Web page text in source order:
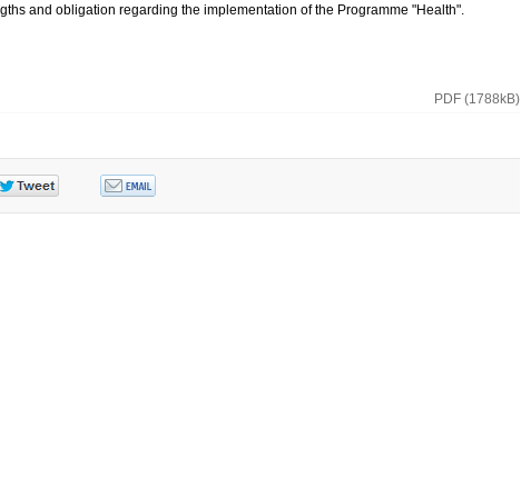
and obligation regarding the implementation of the Programme "Health".
PDF (1788kB)